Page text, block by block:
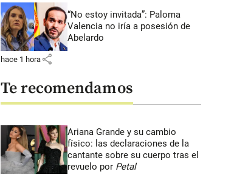
“No estoy invitada”: Paloma
Valencia no iría a posesión de
Abelardo
hace 1 hora share
Te recomendamos
Ariana Grande y su cambio
físico: las declaraciones de la
cantante sobre su cuerpo tras el
revuelo por Petal